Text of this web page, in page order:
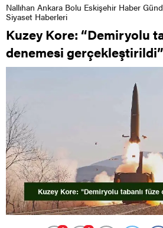
Nallıhan Ankara Bolu Eskişehir Haber
Siyaset Haberleri
Kuzey Kore: “Demiryolu
denemesi gerçekleştirildi”